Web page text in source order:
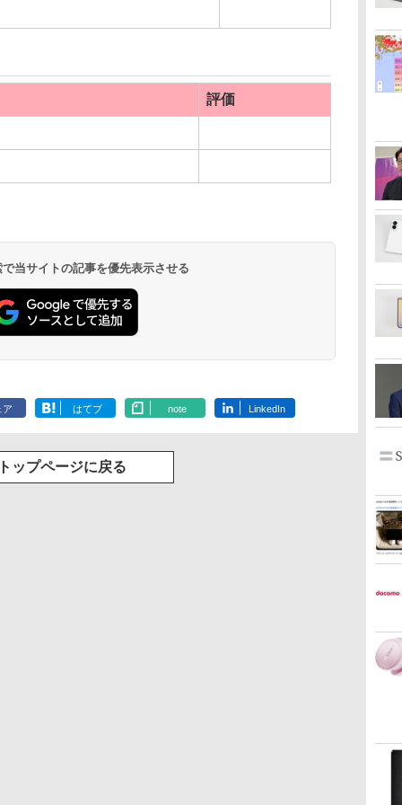
評価
当サイトの記事を優先表示させる
ア はてブ note LinkedIn
ップページに戻る